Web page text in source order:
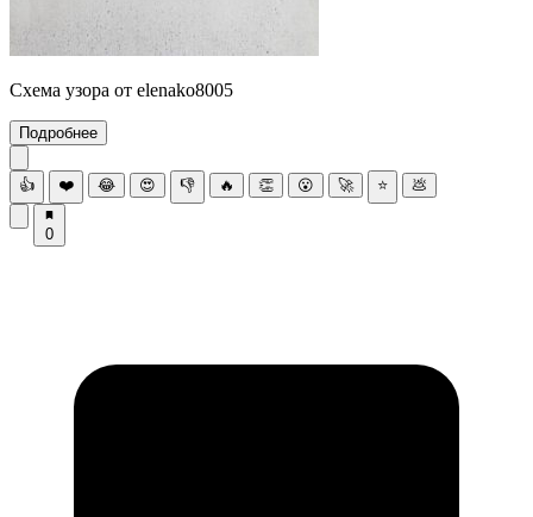
Схема узора от elenako8005
Подробнее
👍 ❤️ 😂 😍 👎 🔥 👏 😮 🚀 ⭐ 💩
0